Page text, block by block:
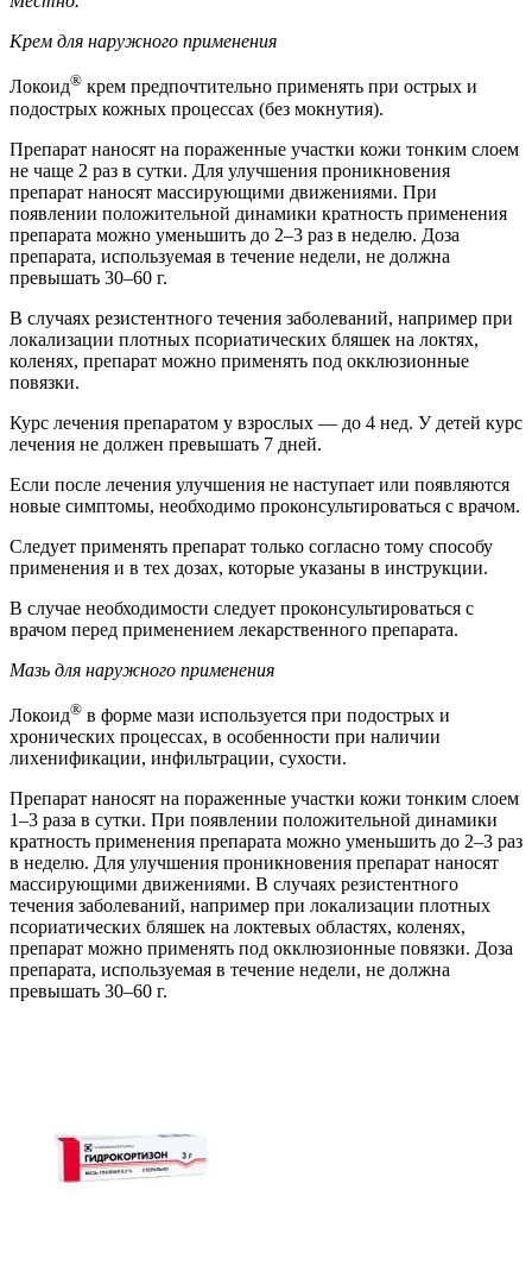
Крем для наружного применения
Локоид® крем предпочтительно применять при острых и
подострых кожных процессах (без мокнутия).
Препарат наносят на пораженные участки кожи тонким слоем
не чаще 2 раз в сутки. Для улучшения проникновения
препарат наносят массирующими движениями. При
появлении положительной динамики кратность применения
препарата можно уменьшить до 2–3 раз в неделю. Доза
препарата, используемая в течение недели, не должна
превышать 30–60 г.
В случаях резистентного течения заболеваний, например при
локализации плотных псориатических бляшек на локтях,
коленях, препарат можно применять под окклюзионные
повязки.
Курс лечения препаратом у взрослых — до 4 нед. У детей курс
лечения не должен превышать 7 дней.
Если после лечения улучшения не наступает или появляются
новые симптомы, необходимо проконсультироваться с врачом.
Следует применять препарат только согласно тому способу
применения и в тех дозах, которые указаны в инструкции.
В случае необходимости следует проконсультироваться с
врачом перед применением лекарственного препарата.
Мазь для наружного применения
Локоид® в форме мази используется при подострых и
хронических процессах, в особенности при наличии
лихенификации, инфильтрации, сухости.
Препарат наносят на пораженные участки кожи тонким слоем
1–3 раза в сутки. При появлении положительной динамики
кратность применения препарата можно уменьшить до 2–3 раз
в неделю. Для улучшения проникновения препарат наносят
массирующими движениями. В случаях резистентного
течения заболеваний, например при локализации плотных
псориатических бляшек на локтевых областях, коленях,
препарат можно применять под окклюзионные повязки. Доза
препарата, используемая в течение недели, не должна
превышать 30–60 г.